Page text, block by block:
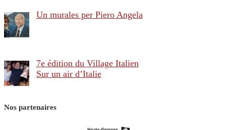
Un murales per Piero Angela
7e édition du Village Italien
Sur un air d’Italie
Nos partenaires